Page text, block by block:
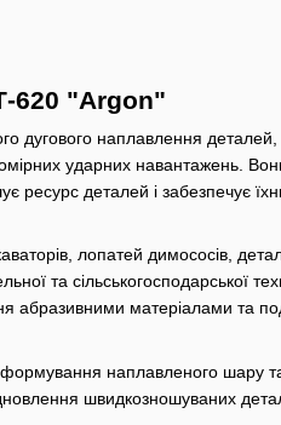
620 "Argon"
дугового наплавлення
ударних навантажень.
ресурс деталей і забезпечує
лопатей димососів,
та сільськогосподарської
абразивними матеріалами та
формування наплавленого шару
швидкозношуваних